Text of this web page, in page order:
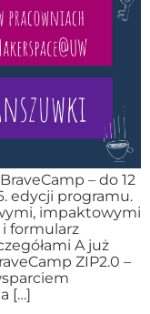
– do 12
edycji programu.
impaktowymi
formularz
A już
ZIP2.0 –
[…]